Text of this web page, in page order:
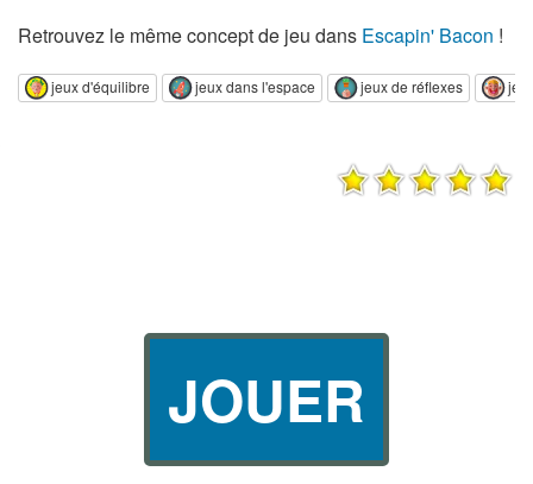
Retrouvez le même concept de jeu dans Escapin' Bacon !
jeux d'équilibre jeux dans l'espace jeux de réflexes
JOUER